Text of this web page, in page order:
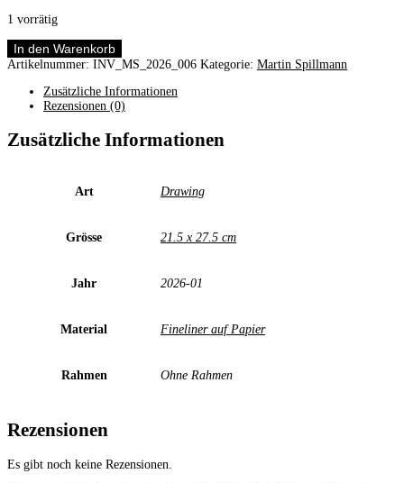
1 vorrätig
Hospental
alte
2025
Menge
In den Warenkorb
Artikelnummer: INV_MS_2026_006 Kategorie: Martin Spillmann
Zusätzliche Informationen
Rezensionen (0)
Zusätzliche Informationen
Art Drawing
Grösse 21.5 x 27.5 cm
Jahr 2026-01
Material Fineliner auf Papier
Rahmen Ohne Rahmen
Rezensionen
Es gibt noch keine Rezensionen.